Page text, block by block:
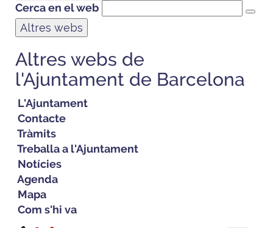
Cerca en el web
Altres webs
Altres webs de
l'Ajuntament de Barcelona
L'Ajuntament
Contacte
Tràmits
Treballa a l'Ajuntament
Notícies
Agenda
Mapa
Com s'hi va
Vés